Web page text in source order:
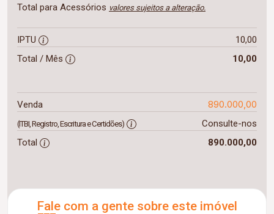
Total para Acessórios valores sujeitos a alteração.
IPTU
10,00
Total / Mês
10,00
Venda 890.000,00
(ITBI, Registro, Escritura e Certidões)
Consulte-nos
Total
890.000,00
Fale com a gente sobre este imóvel